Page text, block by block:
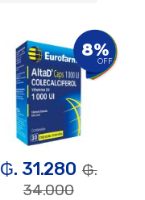
8%
OFF
₲. 31.280 ₲.
34.000